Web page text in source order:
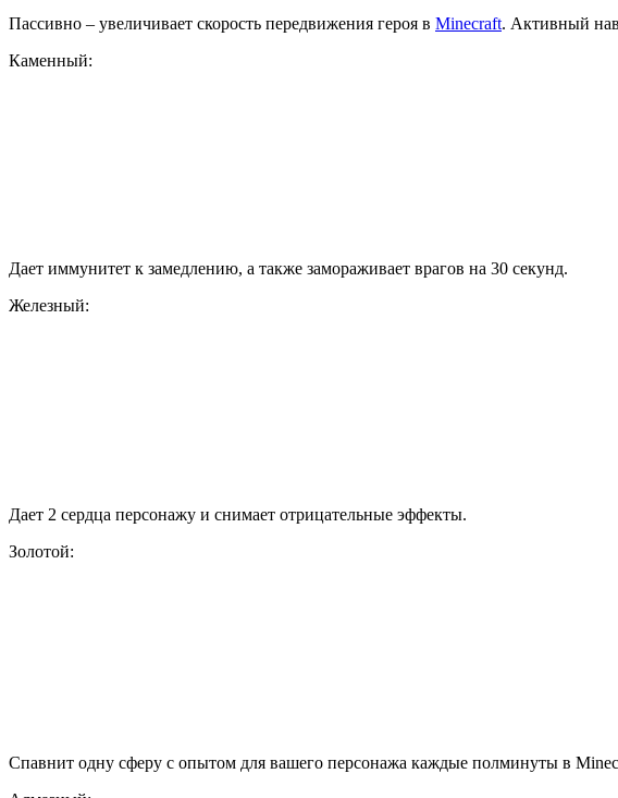
Пассивно – увеличивает скорость передвижения героя в Minecraft. Активный
Каменный:
Дает иммунитет к замедлению, а также замораживает врагов на 30 секунд.
Железный:
Дает 2 сердца персонажу и снимает отрицательные эффекты.
Золотой:
Спавнит одну сферу с опытом для вашего персонажа каждые полминуты в